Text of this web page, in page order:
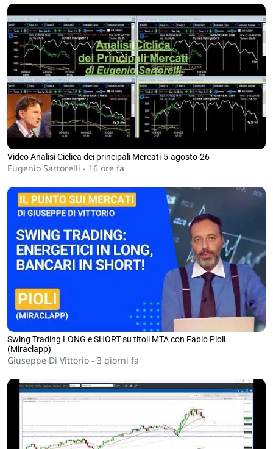
Video Analisi Ciclica dei principali Mercati-5-agosto-26
Eugenio Sartorelli - 16 ore fa
Swing Trading LONG e SHORT su titoli MTA con Fabio Pioli
(Miraclapp)
Giuseppe Di Vittorio - 3 giorni fa